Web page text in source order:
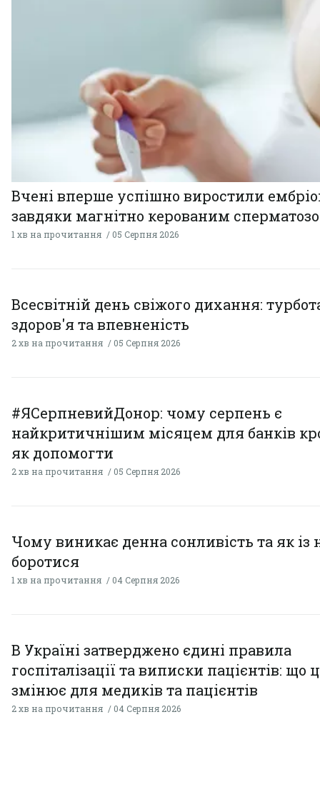
Вчені вперше успішно виростили
завдяки магнітно керованим
1 хв на прочитання 05 Серпня 2026
Всесвітній день свіжого дихання:
здоров'я та впевненість
2 хв на прочитання 05 Серпня 2026
#ЯСерпневийДонор: чому серпень є
найкритичнішим місяцем для банків
як допомогти
2 хв на прочитання 05 Серпня 2026
Чому виникає денна сонливість та як із
боротися
1 хв на прочитання 04 Серпня 2026
В Україні затверджено єдині правила
госпіталізації та виписки пацієнтів: що
змінює для медиків та пацієнтів
2 хв на прочитання 04 Серпня 2026